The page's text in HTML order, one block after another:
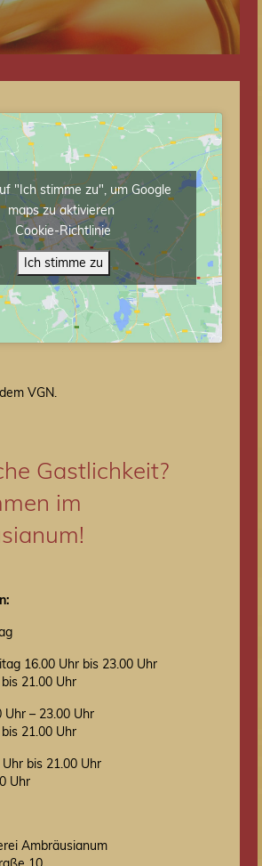
"Ich stimme zu", um Google
maps zu aktivieren
Cookie-Richtlinie
Ich stimme zu
VGN.
Gastlichkeit?
im
16.00 Uhr bis 23.00 Uhr
21.00 Uhr
Uhr – 23.00 Uhr
21.00 Uhr
bis 21.00 Uhr
Uhr
Ambräusianum